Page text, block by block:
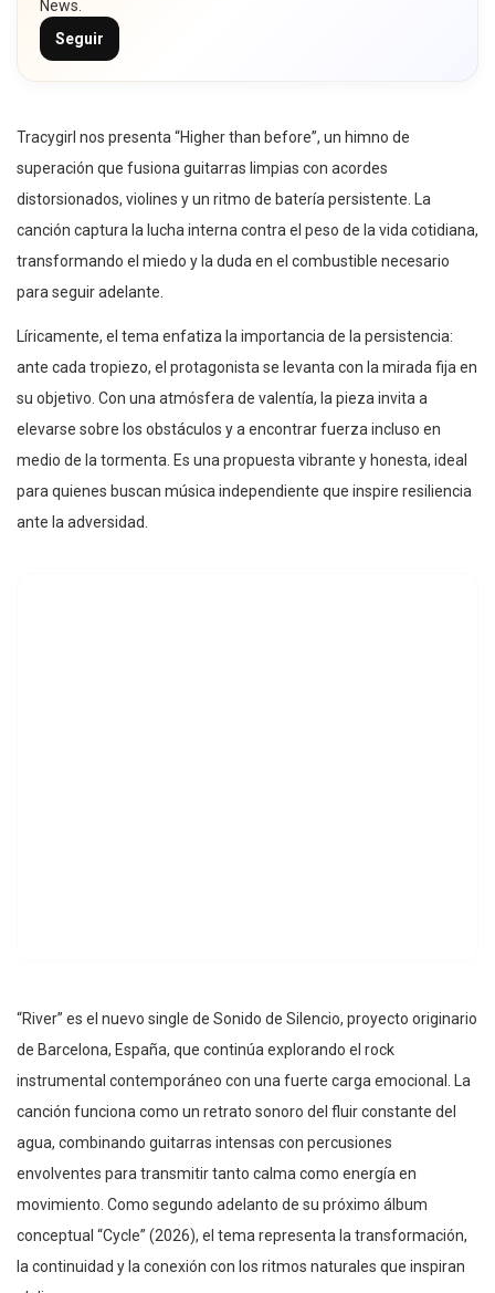
News.
Seguir
Tracygirl nos presenta “Higher than before”, un himno de
superación que fusiona guitarras limpias con acordes
distorsionados, violines y un ritmo de batería persistente. La
canción captura la lucha interna contra el peso de la vida cotidiana,
transformando el miedo y la duda en el combustible necesario
para seguir adelante.
Líricamente, el tema enfatiza la importancia de la persistencia:
ante cada tropiezo, el protagonista se levanta con la mirada fija en
su objetivo. Con una atmósfera de valentía, la pieza invita a
elevarse sobre los obstáculos y a encontrar fuerza incluso en
medio de la tormenta. Es una propuesta vibrante y honesta, ideal
para quienes buscan música independiente que inspire resiliencia
ante la adversidad.
“River” es el nuevo single de Sonido de Silencio, proyecto originario
de Barcelona, España, que continúa explorando el rock
instrumental contemporáneo con una fuerte carga emocional. La
canción funciona como un retrato sonoro del fluir constante del
agua, combinando guitarras intensas con percusiones
envolventes para transmitir tanto calma como energía en
movimiento. Como segundo adelanto de su próximo álbum
conceptual “Cycle” (2026), el tema representa la transformación,
la continuidad y la conexión con los ritmos naturales que inspiran